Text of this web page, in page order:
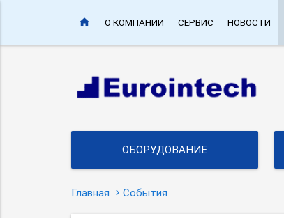
home О КОМПАНИИ СЕРВИС НОВОСТИ
ОБОРУДОВАНИЕ
Главная События